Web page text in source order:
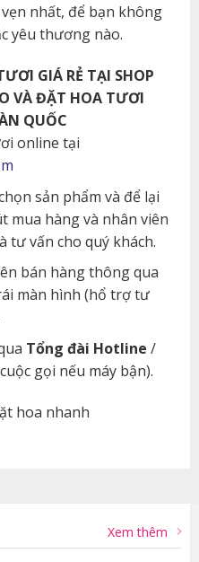
nhất, để bạn không
yêu thương nào.
GIÁ RẺ TẠI SHOP
VÀ ĐẶT HOA TƯƠI
QUỐC
online tại
sản phẩm và để lại
mua hàng và nhân viên
tư vấn cho quý khách.
bán hàng thông qua
màn hình (hổ trợ tư
Tổng đài Hotline /
gọi nếu máy bận).
hoa nhanh
Xem thêm